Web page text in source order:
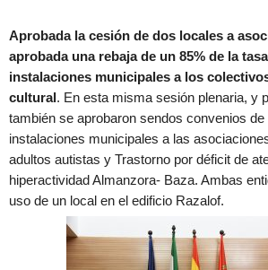
Aprobada la cesión de dos locales a
aprobada una rebaja de un 85% de la
instalaciones municipales a los
cultural. En esta misma sesión plenaria, y
también se aprobaron sendos convenios
instalaciones municipales a las
adultos autistas y Trastorno por déficit de
hiperactividad Almanzora- Baza. Ambas
uso de un local en el edificio Razalof.